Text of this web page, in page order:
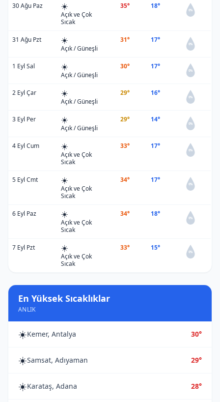
30 Ağu Paz ☀️
Açık ve Çok
Sıcak
35° 18°
0%
31 Ağu Pzt ☀️
Açık / Güneşli
31° 17°
0%
1 Eyl Sal ☀️
Açık / Güneşli
30° 17°
0%
2 Eyl Çar ☀️
Açık / Güneşli
29° 16°
0%
3 Eyl Per ☀️
Açık / Güneşli
29° 14°
0%
4 Eyl Cum ☀️
Açık ve Çok
Sıcak
33° 17°
0%
5 Eyl Cmt ☀️
Açık ve Çok
Sıcak
34° 17°
0%
6 Eyl Paz ☀️
Açık ve Çok
Sıcak
34° 18°
0%
7 Eyl Pzt ☀️
Açık ve Çok
Sıcak
33° 15°
0%
En Yüksek Sıcaklıklar
ANLIK
☀️Kemer, Antalya 30°
☀️Samsat, Adıyaman 29°
☀️Karataş, Adana 28°